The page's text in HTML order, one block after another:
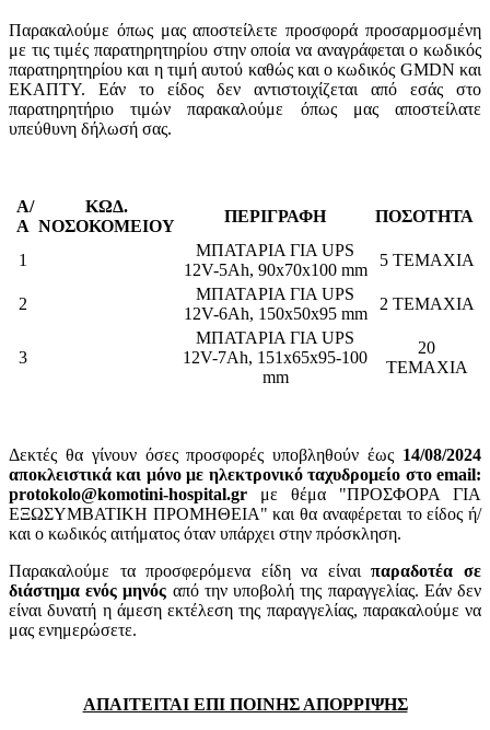
Παρακαλούμε όπως μας αποστείλετε προσφορά προσαρμοσμένη
με τις τιμές παρατηρητηρίου στην οποία να αναγράφεται ο κωδικός
παρατηρητηρίου και η τιμή αυτού καθώς και ο κωδικός GMDN και
ΕΚΑΠΤΥ. Εάν το είδος δεν αντιστοιχίζεται από εσάς στο
παρατηρητήριο τιμών παρακαλούμε όπως μας αποστείλατε
υπεύθυνη δήλωσή σας.
Α/
Α
ΚΩΔ.
ΝΟΣΟΚΟΜΕΙΟΥ
ΠΕΡΙΓΡΑΦΗ ΠΟΣΟΤΗΤΑ
1
ΜΠΑΤΑΡΙΑ ΓΙΑ UPS
12V-5Ah, 90x70x100 mm
5 ΤΕΜΑΧΙΑ
2
ΜΠΑΤΑΡΙΑ ΓΙΑ UPS
12V-6Ah, 150x50x95 mm
2 ΤΕΜΑΧΙΑ
3
ΜΠΑΤΑΡΙΑ ΓΙΑ UPS
12V-7Ah, 151x65x95-100
mm
20
ΤΕΜΑΧΙΑ
Δεκτές θα γίνουν όσες προσφορές υποβληθούν έως 14/08/2024
αποκλειστικά και μόνο με ηλεκτρονικό ταχυδρομείο στο email:
protokolo@komotini-hospital.gr με θέμα "ΠΡΟΣΦΟΡΑ ΓΙΑ
ΕΞΩΣΥΜΒΑΤΙΚΗ ΠΡΟΜΗΘΕΙΑ" και θα αναφέρεται το είδος ή/
και ο κωδικός αιτήματος όταν υπάρχει στην πρόσκληση.
Παρακαλούμε τα προσφερόμενα είδη να είναιπαραδοτέα σε
διάστημα ενός μηνός από την υποβολή της παραγγελίας. Εάν δεν
είναι δυνατή η άμεση εκτέλεση της παραγγελίας, παρακαλούμε να
μας ενημερώσετε.
ΑΠΑΙΤΕΙΤΑΙ ΕΠΙ ΠΟΙΝΗΣ ΑΠΟΡΡΙΨΗΣ